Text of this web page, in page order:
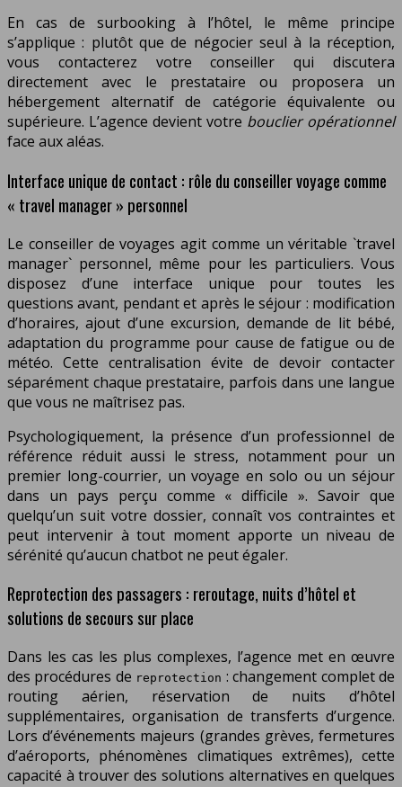
En cas de surbooking à l’hôtel, le même principe
s’applique : plutôt que de négocier seul à la réception,
vous contacterez votre conseiller qui discutera
directement avec le prestataire ou proposera un
hébergement alternatif de catégorie équivalente ou
supérieure. L’agence devient votre bouclier opérationnel
face aux aléas.
Interface unique de contact : rôle du conseiller voyage comme
« travel manager » personnel
Le conseiller de voyages agit comme un véritable `travel
manager` personnel, même pour les particuliers. Vous
disposez d’une interface unique pour toutes les
questions avant, pendant et après le séjour : modification
d’horaires, ajout d’une excursion, demande de lit bébé,
adaptation du programme pour cause de fatigue ou de
météo. Cette centralisation évite de devoir contacter
séparément chaque prestataire, parfois dans une langue
que vous ne maîtrisez pas.
Psychologiquement, la présence d’un professionnel de
référence réduit aussi le stress, notamment pour un
premier long-courrier, un voyage en solo ou un séjour
dans un pays perçu comme « difficile ». Savoir que
quelqu’un suit votre dossier, connaît vos contraintes et
peut intervenir à tout moment apporte un niveau de
sérénité qu’aucun chatbot ne peut égaler.
Reprotection des passagers : reroutage, nuits d’hôtel et
solutions de secours sur place
Dans les cas les plus complexes, l’agence met en œuvre
des procédures de reprotection : changement complet de
routing aérien, réservation de nuits d’hôtel
supplémentaires, organisation de transferts d’urgence.
Lors d’événements majeurs (grandes grèves, fermetures
d’aéroports, phénomènes climatiques extrêmes), cette
capacité à trouver des solutions alternatives en quelques